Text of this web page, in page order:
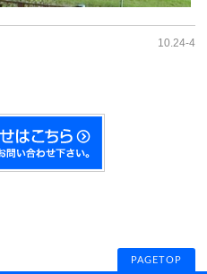
10.24-4
PAGETOP